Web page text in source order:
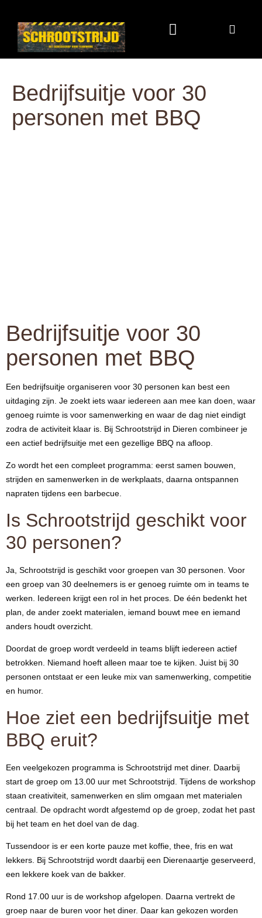
Bedrijfsuitje voor 30
personen met BBQ
Bedrijfsuitje voor 30
personen met BBQ
Een bedrijfsuitje organiseren voor 30 personen kan best een
uitdaging zijn. Je zoekt iets waar iedereen aan mee kan doen, waar
genoeg ruimte is voor samenwerking en waar de dag niet eindigt
zodra de activiteit klaar is. Bij Schrootstrijd in Dieren combineer je
een actief bedrijfsuitje met een gezellige BBQ na afloop.
Zo wordt het een compleet programma: eerst samen bouwen,
strijden en samenwerken in de werkplaats, daarna ontspannen
napraten tijdens een barbecue.
Is Schrootstrijd geschikt voor
30 personen?
Ja, Schrootstrijd is geschikt voor groepen van 30 personen. Voor
een groep van 30 deelnemers is er genoeg ruimte om in teams te
werken. Iedereen krijgt een rol in het proces. De één bedenkt het
plan, de ander zoekt materialen, iemand bouwt mee en iemand
anders houdt overzicht.
Doordat de groep wordt verdeeld in teams blijft iedereen actief
betrokken. Niemand hoeft alleen maar toe te kijken. Juist bij 30
personen ontstaat er een leuke mix van samenwerking, competitie
en humor.
Hoe ziet een bedrijfsuitje met
BBQ eruit?
Een veelgekozen programma is Schrootstrijd met diner. Daarbij
start de groep om 13.00 uur met Schrootstrijd. Tijdens de workshop
staan creativiteit, samenwerken en slim omgaan met materialen
centraal. De opdracht wordt afgestemd op de groep, zodat het past
bij het team en het doel van de dag.
Tussendoor is er een korte pauze met koffie, thee, fris en wat
lekkers. Bij Schrootstrijd wordt daarbij een Dierenaartje geserveerd,
een lekkere koek van de bakker.
Rond 17.00 uur is de workshop afgelopen. Daarna vertrekt de
groep naar de buren voor het diner. Daar kan gekozen worden